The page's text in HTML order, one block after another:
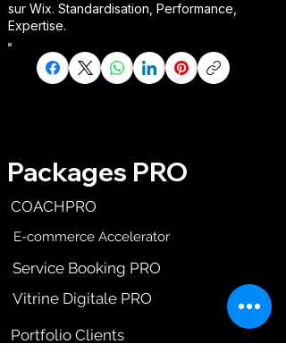
sur Wix. Standardisation, Performance,
Expertise.
Packages PRO
COACHPRO
E-commerce Accelerator
Service Booking PRO
Vitrine Digitale PRO
Portfolio Clients